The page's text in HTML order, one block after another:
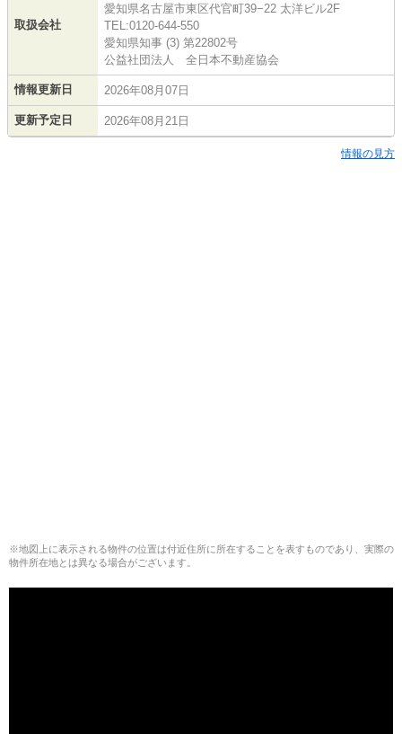
取扱会社
愛知県名古屋市東区代官町39−22 太洋ビル2F
TEL:0120-644-550
愛知県知事 (3) 第22802号
公益社団法人 全日本不動産協会
情報更新日 2026年08月07日
更新予定日 2026年08月21日
情報の見方
※地図上に表示される物件の位置は付近住所に所在することを表すものであり、実際の
物件所在地とは異なる場合がございます。